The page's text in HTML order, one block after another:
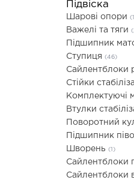
Підвіска
Шарові опори
Важелі та тяги
Підшипник
Ступиця (46)
Сайлентблоки
Стійки
Комплектуючі
Втулки
Поворотний
Підшипник
Шворень (1)
Сайлентблоки
Сайлентблоки